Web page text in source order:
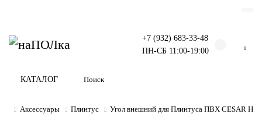
+7 (932) 683-33-48
ПН-СБ 11:00-19:00
0
КАТАЛОГ
Аксессуары Плинтус Угол внешний для Плинтуса ПВХ CESAR Hi-